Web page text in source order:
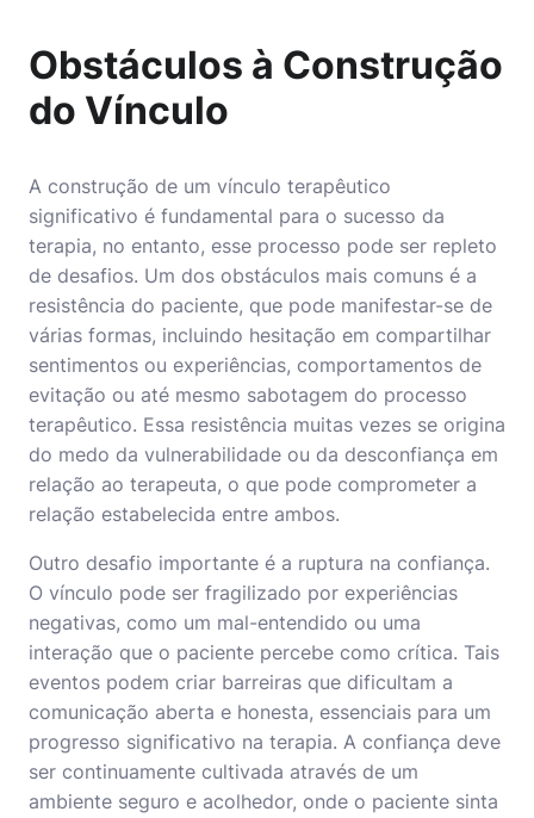
Obstáculos à Construção
do Vínculo
A construção de um vínculo terapêutico
significativo é fundamental para o sucesso da
terapia, no entanto, esse processo pode ser repleto
de desafios. Um dos obstáculos mais comuns é a
resistência do paciente, que pode manifestar-se de
várias formas, incluindo hesitação em compartilhar
sentimentos ou experiências, comportamentos de
evitação ou até mesmo sabotagem do processo
terapêutico. Essa resistência muitas vezes se origina
do medo da vulnerabilidade ou da desconfiança em
relação ao terapeuta, o que pode comprometer a
relação estabelecida entre ambos.
Outro desafio importante é a ruptura na confiança.
O vínculo pode ser fragilizado por experiências
negativas, como um mal-entendido ou uma
interação que o paciente percebe como crítica. Tais
eventos podem criar barreiras que dificultam a
comunicação aberta e honesta, essenciais para um
progresso significativo na terapia. A confiança deve
ser continuamente cultivada através de um
ambiente seguro e acolhedor, onde o paciente sinta